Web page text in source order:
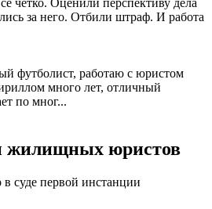
четко. Оценили перспективу дела
за него. Отбили штраф. И работа
футболист, работаю с юристом
много лет, отличный
по мног...
жилищных юристов
в суде первой инстанции